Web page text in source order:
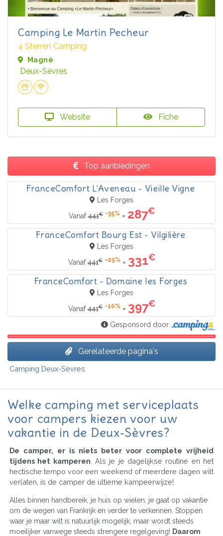
Camping Le Martin Pecheur
4 Sterren Camping
Magné
Deux-Sèvres
Website Fiche
Top aanbiedingen
FranceComfort L'Aveneau - Vieille Vigne
Les Forges
Vanaf441€ -35% = 287€
FranceComfort Bourg Est - Vilgilière
Les Forges
Vanaf441€ -25% = 331€
FranceComfort - Domaine les Forges
Les Forges
Vanaf441€ -10% = 397€
Gesponsord door
Gerelateerde pagina's
Camping Deux-Sèvres
Welke camping met serviceplaats
voor campers kiezen voor uw
vakantie in de Deux-Sèvres?
De camper, er is niets beter voor complete vrijheid
tijdens het kamperen . Als je je dagelijkse routine en het
hectische tempo voor een weekend of meerdere dagen wilt
verlaten, is de camper de ultieme kampeerwijze!
Alles binnen handbereik, je huis op wielen, je gaat op vakantie
om de wegen van Frankrijk en verder te verkennen. Stoppen
waar je maar wilt is natuurlijk mogelijk, maar wordt steeds
moeilijker vanwege steeds strengere regelgeving! Daarom